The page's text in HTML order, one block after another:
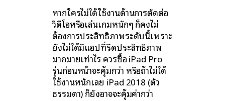
หากใครไม่ได้ใช้งานด้านการตัดต่อ
วิดีโอหรือเล่นเกมหนักๆ ก็คงไม่
ต้องการประสิทธิภาพระดับนี้เพราะ
ยังไม่ได้มีแอปที่รีดประสิทธิภาพ
มากมายเท่าไร ควรซื้อ iPad Pro
รุ่นก่อนหน้าจะคุ้มกว่า หรือถ้าไม่ได้
ใช้งานหนักเลย iPad 2018 (ตัว
ธรรมดา) ก็ยังอาจจะคุ้มค่ากว่า